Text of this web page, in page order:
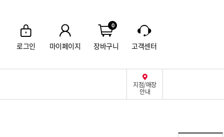
로그인 마이페이지
0
장바구니 고객센터
지점/매장
안내